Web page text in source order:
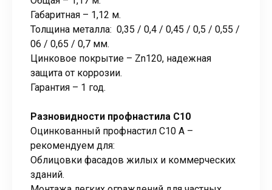
Габаритная – 1,12 м.
Толщина металла: 0,35 / 0,4 / 0,45 / 0,5 / 0,55 /
06 / 0,65 / 0,7 мм.
Цинковое покрытие – Zn120, надежная
защита от коррозии.
Гарантия – 1 год.
Разновидности профнастила С10
Оцинкованный профнастил С10 А –
рекомендуем для:
Облицовки фасадов жилых и коммерческих
зданий.